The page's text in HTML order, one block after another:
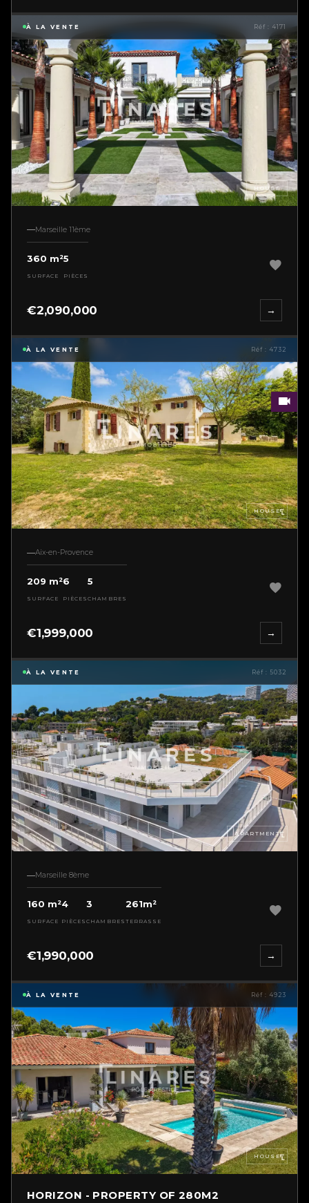
À LA VENTE Réf : 4171
HOUSE
Marseille 11ème
360 m²
SURFACE
5
PIÈCES
€2,090,000 →
À LA VENTE Réf : 4732
HOUSE
Aix-en-Provence
209 m²
SURFACE
6
PIÈCES
5
CHAMBRES
€1,999,000 →
À LA VENTE Réf : 5032
APARTMENT
Marseille 8ème
160 m²
SURFACE
4
PIÈCES
3
CHAMBRES
261m²
TERRASSE
€1,990,000 →
À LA VENTE Réf : 4923
HOUSE
HORIZON - PROPERTY OF 280M2